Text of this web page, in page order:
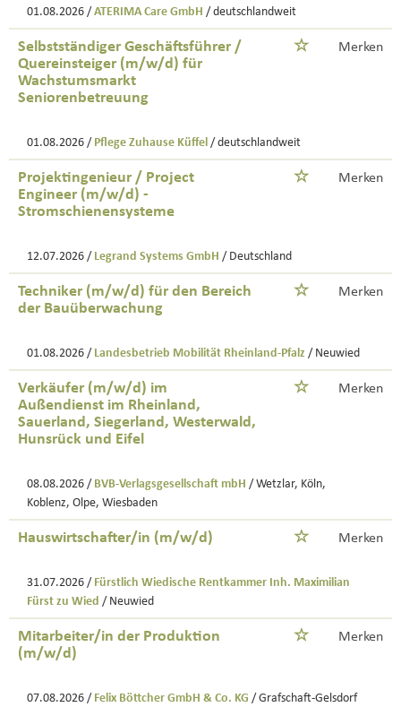
01.08.2026 / ATERIMA Care GmbH / deutschlandweit
Selbstständiger Geschäftsführer /
Quereinsteiger (m/w/d) für
Wachstumsmarkt
Seniorenbetreuung
Merken
01.08.2026 / Pflege Zuhause Küffel / deutschlandweit
Projektingenieur / Project
Engineer (m/w/d) -
Stromschienensysteme
Merken
12.07.2026 / Legrand Systems GmbH / Deutschland
Techniker (m/w/d) für den Bereich
der Bauüberwachung
Merken
01.08.2026 / Landesbetrieb Mobilität Rheinland-Pfalz / Neuwied
Verkäufer (m/w/d) im
Außendienst im Rheinland,
Sauerland, Siegerland, Westerwald,
Hunsrück und Eifel
Merken
08.08.2026 / BVB-Verlagsgesellschaft mbH / Wetzlar, Köln,
Koblenz, Olpe, Wiesbaden
Hauswirtschafter/in (m/w/d) Merken
31.07.2026 / Fürstlich Wiedische Rentkammer Inh. Maximilian
Fürst zu Wied / Neuwied
Mitarbeiter/in der Produktion
(m/w/d)
Merken
07.08.2026 / Felix Böttcher GmbH & Co. KG / Grafschaft-Gelsdorf